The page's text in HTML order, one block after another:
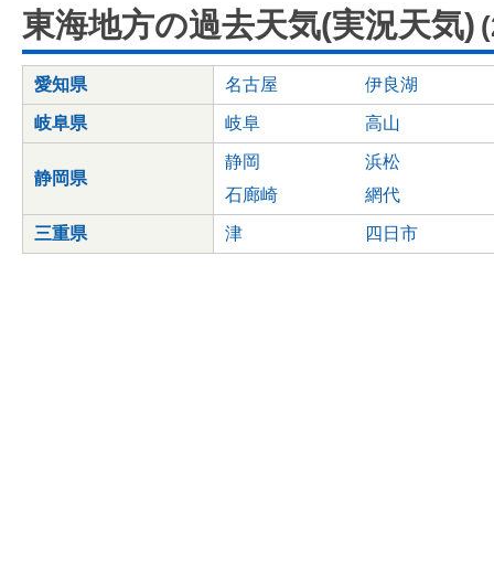
東海地方の過去天気(実況天気)
愛知県 名古屋 伊良湖
岐阜県 岐阜 高山
静岡県
静岡
浜松
石廊崎
網代
三重県 津 四日市